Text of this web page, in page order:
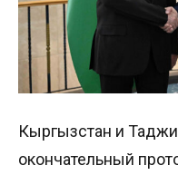
Кыргызстан и
окончательный